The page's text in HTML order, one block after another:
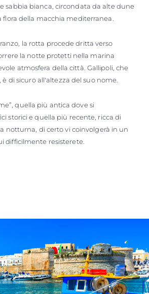
sabbia bianca, circondata da alte dune
flora della macchia mediterranea.
la rotta procede dritta verso
la notte protetti nella marina
atmosfera della città. Gallipoli, che
è di sicuro all'altezza del suo nome.
quella più antica dove si
storici e quella più recente, ricca di
notturna, di certo vi coinvolgerà in un
difficilmente resisterete.